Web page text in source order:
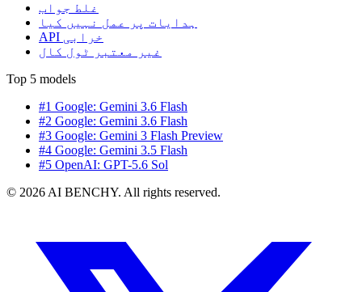
غلط جواب
ہدایات پر عمل نہیں کیا
API خرابی
غیر معتبر ٹول کال
Top 5 models
#1 Google: Gemini 3.6 Flash
#2 Google: Gemini 3.6 Flash
#3 Google: Gemini 3 Flash Preview
#4 Google: Gemini 3.5 Flash
#5 OpenAI: GPT-5.6 Sol
© 2026 AI BENCHY. All rights reserved.